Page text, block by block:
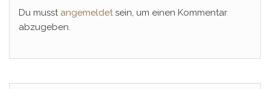
Du musst angemeldetsein, um einen Kommentar
abzugeben.